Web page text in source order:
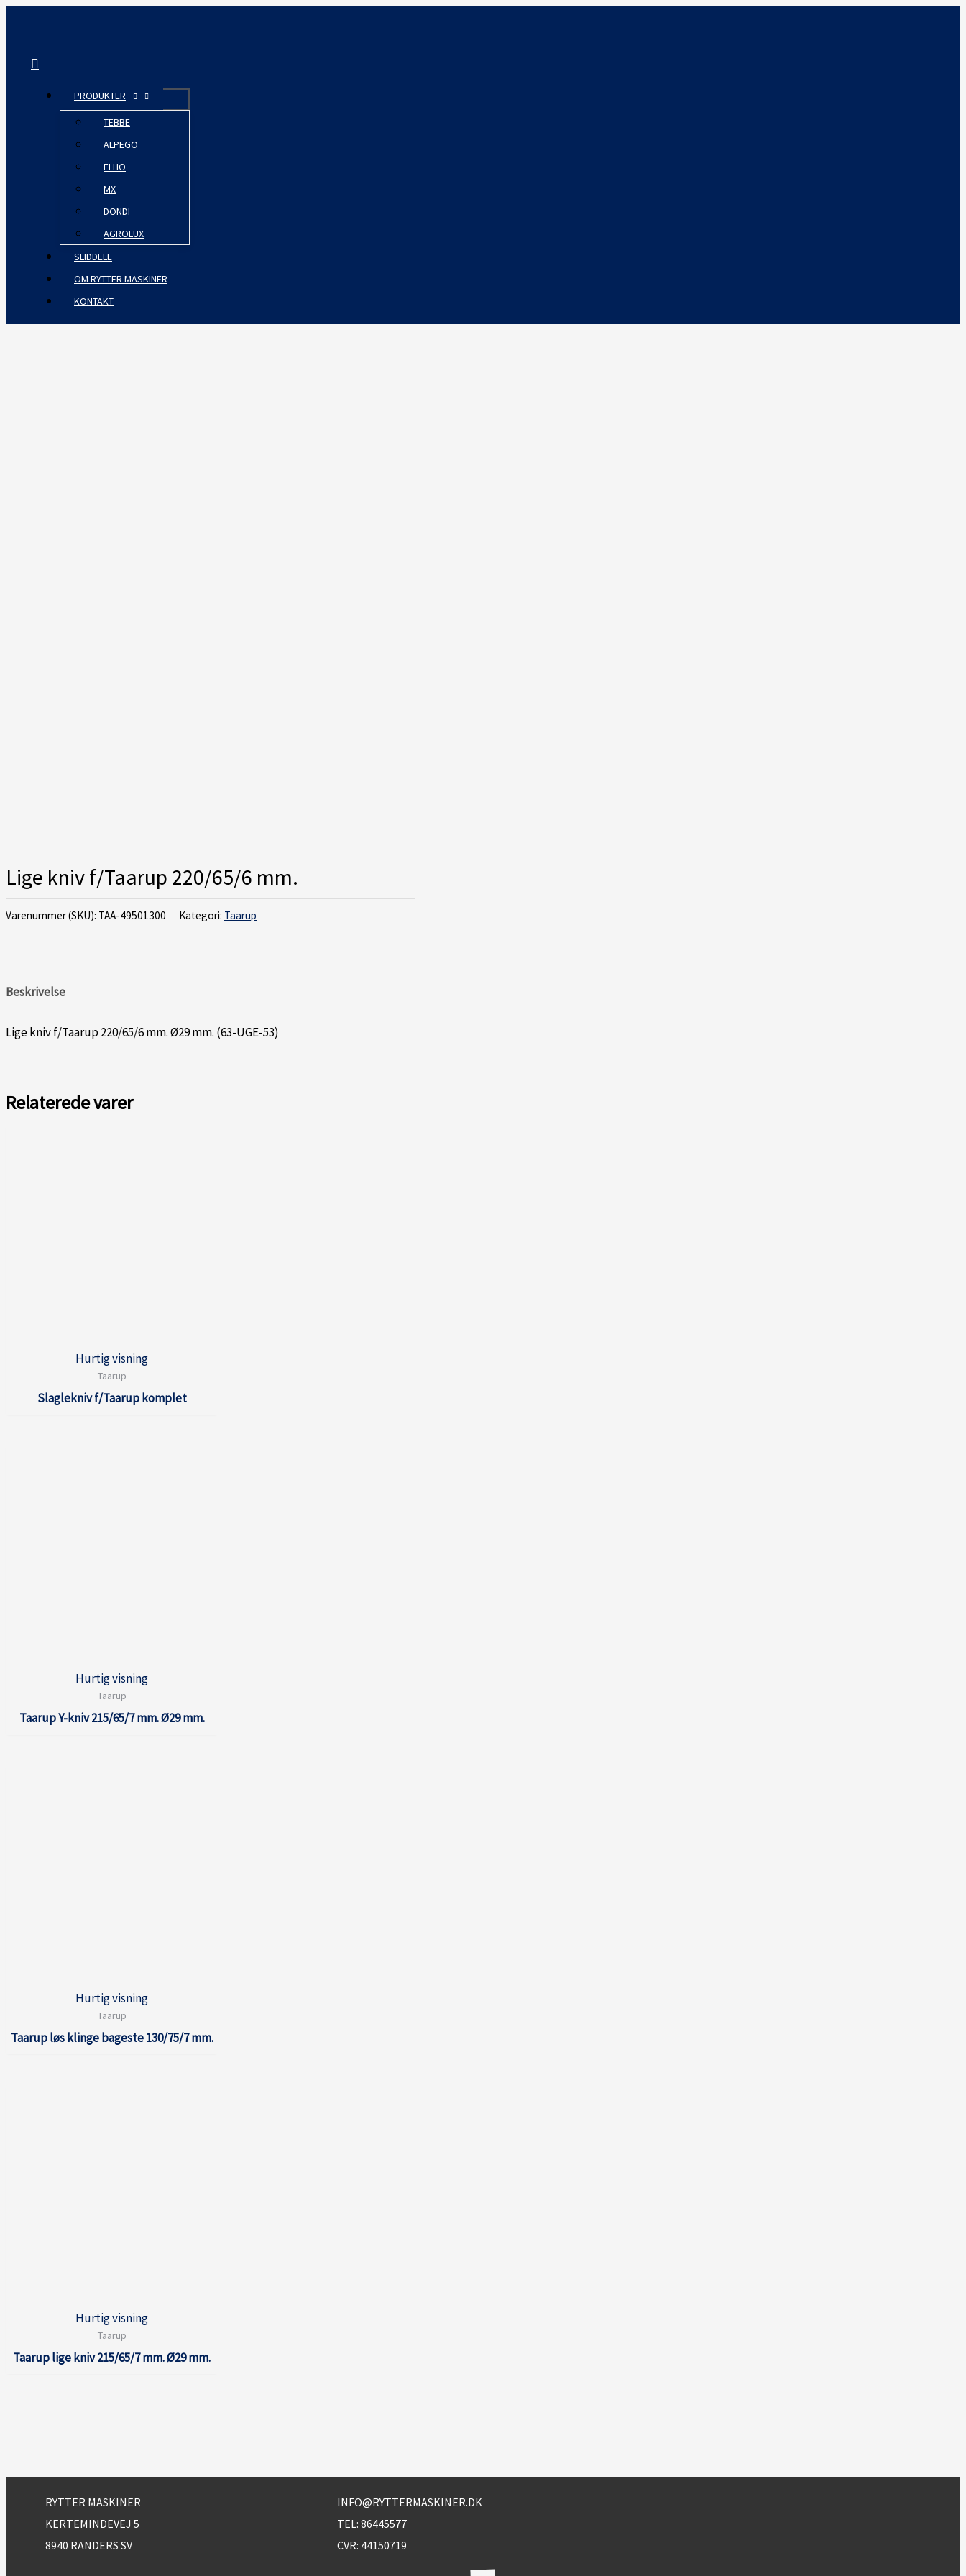
indholdet
Søg
PRODUKTER
TEBBE
ALPEGO
ELHO
MX
DONDI
AGROLUX
SLIDDELE
OM RYTTER MASKINER
KONTAKT
Lige kniv f/Taarup 220/65/6 mm.
Varenummer (SKU): TAA-49501300 Kategori: Taarup
Beskrivelse
Lige kniv f/Taarup 220/65/6 mm. Ø29 mm. (63-UGE-53)
Relaterede varer
Hurtig visning
Taarup
Slaglekniv f/Taarup komplet
Hurtig visning
Taarup
Taarup Y-kniv 215/65/7 mm. Ø29 mm.
Hurtig visning
Taarup
Taarup løs klinge bageste 130/75/7 mm.
Hurtig visning
Taarup
Taarup lige kniv 215/65/7 mm. Ø29 mm.
RYTTER MASKINER
KERTEMINDEVEJ 5
8940 RANDERS SV
INFO@RYTTERMASKINER.DK
TEL: 86445577
CVR: 44150719